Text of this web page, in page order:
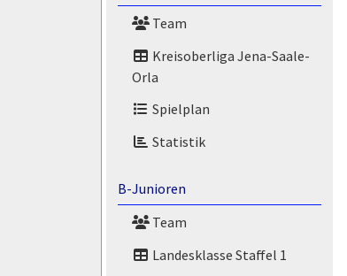
Team
Kreisoberliga Jena-Saale-
Orla
Spielplan
Statistik
B-Junioren
Team
Landesklasse Staffel 1